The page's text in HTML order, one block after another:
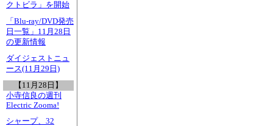
クトビラ」を開始
「Blu-ray/DVD発売
日一覧」11月28日
の更新情報
ダイジェストニュ
ース(11月29日)
【11月28日】
小寺信良の週刊
Electric Zooma!
シャープ、32